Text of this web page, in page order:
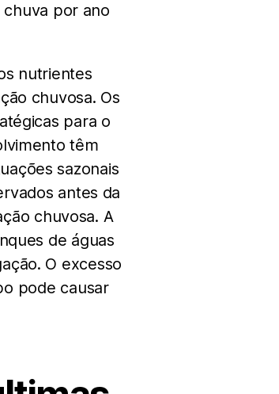
por ano
nutrientes
chuvosa. Os
para o
têm
sazonais
antes da
chuvosa. A
de águas
O excesso
pode causar